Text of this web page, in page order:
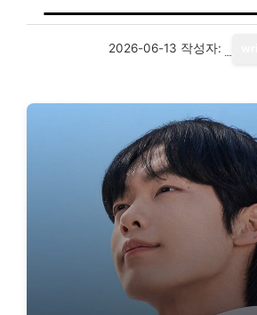
2026-06-13 작성자: